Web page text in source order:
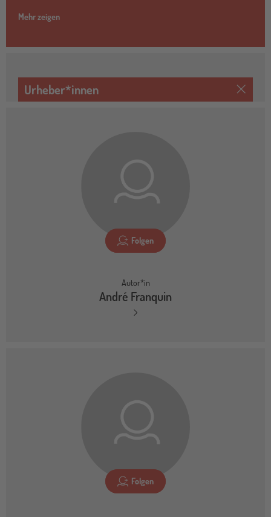
Mehr zeigen
Urheber*innen
Folgen
Autor*in
André Franquin
Folgen